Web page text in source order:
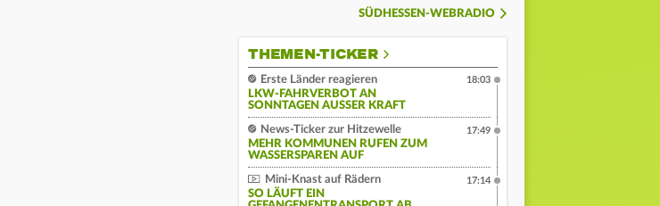
SÜDHESSEN-WEBRADIO
THEMEN-TICKER
Erste Länder reagieren
LKW-FAHRVERBOT AN
SONNTAGEN AUSSER KRAFT
18:03
News-Ticker zur Hitzewelle
MEHR KOMMUNEN RUFEN ZUM
WASSERSPAREN AUF
17:49
Mini-Knast auf Rädern
SO LÄUFT EIN
17:14